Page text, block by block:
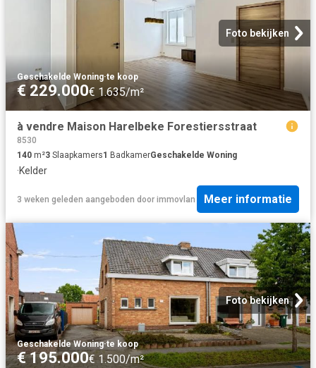
Foto bekijken
Geschakelde Woning·te koop
€ 229.000€ 1.635/m²
à vendre Maison Harelbeke Forestiersstraat
8530
140 m²3 Slaapkamers1 BadkamerGeschakelde Woning
·Kelder
3 weken geleden aangeboden door immovlan Meer informatie
Foto bekijken
Geschakelde Woning·te koop
€ 195.000€ 1.500/m²